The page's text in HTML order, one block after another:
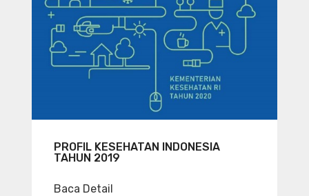
PROFIL KESEHATAN INDONESIA
TAHUN 2019
Baca Detail